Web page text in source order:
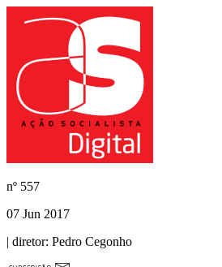
nº 557
07 Jun 2017
| diretor: Pedro Cegonho